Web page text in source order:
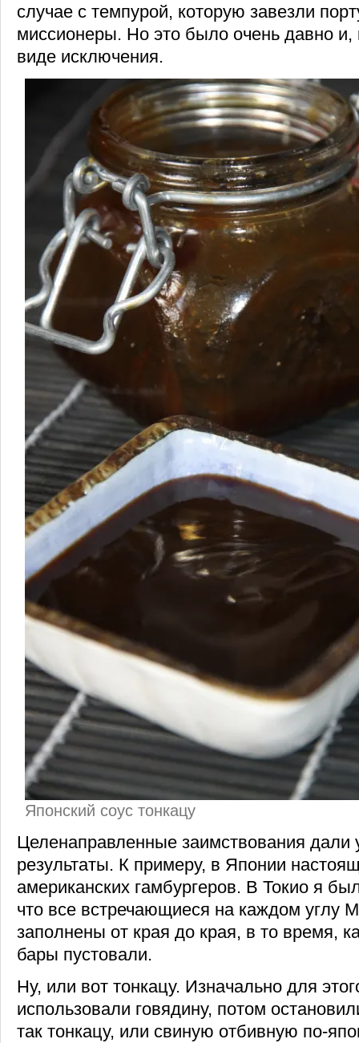
случае с темпурой, которую завезли
миссионеры. Но это было очень давно и,
виде исключения.
Японский соус тонкацу
Целенаправленные заимствования дали
результаты. К примеру, в Японии
американских гамбургеров. В Токио я
что все встречающиеся на каждом углу
заполнены от края до края, в то время,
бары пустовали.
Ну, или вот тонкацу. Изначально для
использовали говядину, потом
так тонкацу, или свиную отбивную по-